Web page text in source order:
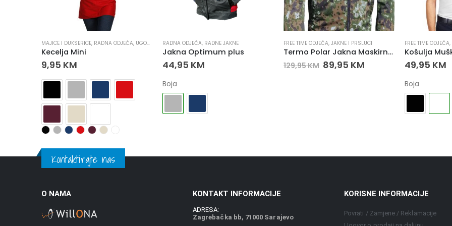
,RADNE JAKNE
MAJICE I DUKSERICE, RADNA ODJEĆA, UGOSTITELJSTVO
Kecelja Mini
9,95 KM
RADNA ODJEĆA, RADNE JAKNE
Jakna Optimum plus
44,95 KM
Boja
FREE TIME ODJEĆA, JAKNE I PRSLUCI
Termo Polar Jakna Maskirna Zelena
129,95KM 89,95 KM
FREE TIME ODJEĆA,
Košulja
49,95 KM
Boja
Kontaktirajte nas
O NAMA KONTAKT INFORMACIJE
ADRESA:
Zagrebačka bb, 71000 Sarajevo
KORISNE INFORMACIJE
Povrati / Zamjene / Reklamacije